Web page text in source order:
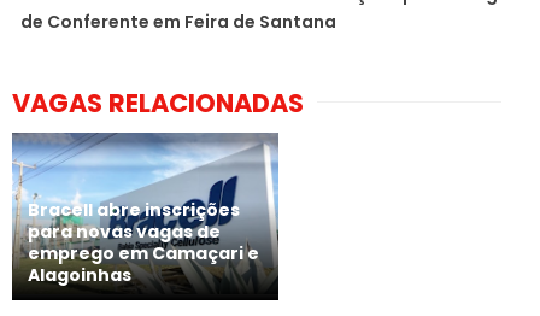
de Conferente em Feira de Santana
VAGAS RELACIONADAS
Bracell abre inscrições
para novas vagas de
emprego em Camaçari e
Alagoinhas